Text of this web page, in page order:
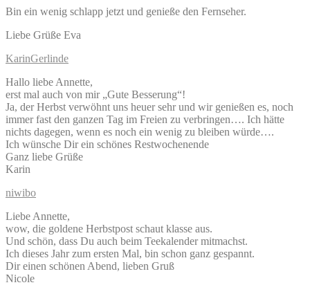
Bin ein wenig schlapp jetzt und genieße den Fernseher.
Liebe Grüße Eva
KarinGerlinde
Hallo liebe Annette,
erst mal auch von mir „Gute Besserung“!
Ja, der Herbst verwöhnt uns heuer sehr und wir genießen es, noch
immer fast den ganzen Tag im Freien zu verbringen…. Ich hätte
nichts dagegen, wenn es noch ein wenig zu bleiben würde….
Ich wünsche Dir ein schönes Restwochenende
Ganz liebe Grüße
Karin
niwibo
Liebe Annette,
wow, die goldene Herbstpost schaut klasse aus.
Und schön, dass Du auch beim Teekalender mitmachst.
Ich dieses Jahr zum ersten Mal, bin schon ganz gespannt.
Dir einen schönen Abend, lieben Gruß
Nicole